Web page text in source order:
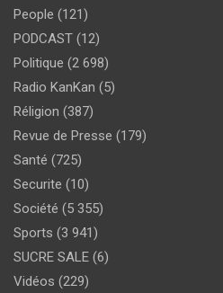
People (121)
PODCAST (12)
Politique (2 698)
Radio KanKan (5)
Réligion (387)
Revue de Presse (179)
Santé (725)
Securite (10)
Société (5 355)
Sports (3 941)
SUCRE SALE (6)
Vidéos (229)